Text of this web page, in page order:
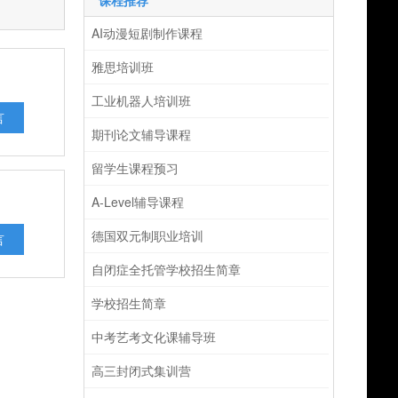
AI动漫短剧制作课程
雅思培训班
工业机器人培训班
期刊论文辅导课程
留学生课程预习
A-Level辅导课程
德国双元制职业培训
自闭症全托管学校招生简章
学校招生简章
中考艺考文化课辅导班
高三封闭式集训营